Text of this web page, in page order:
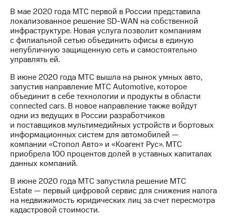
В мае 2020 года МТС первой в России представила
локализованное решение SD-WAN на собственной
инфраструктуре. Новая услуга позволит компаниям
с филиальной сетью объединить офисы в единую
непубличную защищенную сеть и самостоятельно
управлять ей.
В июне 2020 года МТС вышла на рынок умных авто,
запустив направление МТС Automotive, которое
объединит в себе технологии и продукты в области
connected cars. В новое направление также войдут
одни из ведущих в России разработчиков
и поставщиков мультимедийных устройств и бортовых
информационных систем для автомобилей —
компании «Стопол Авто» и «Коагент Рус». МТС
приобрела 100 процентов долей в уставных капиталах
данных компаний.
В июне 2020 года МТС запустила решение MTC
Estate — первый цифровой сервис для снижения налога
на недвижимость юридических лиц за счет пересмотра
кадастровой стоимости.